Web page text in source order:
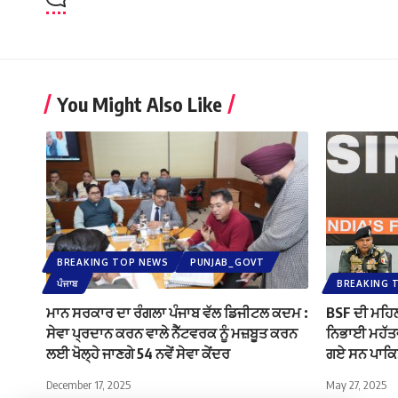
You Might Also Like
BREAKING TOP NEWS
PUNJAB_GOVT
ਪੰਜਾਬ
ਮਾਨ ਸਰਕਾਰ ਦਾ ਰੰਗਲਾ ਪੰਜਾਬ ਵੱਲ ਡਿਜੀਟਲ ਕਦਮ :
ਸੇਵਾ ਪ੍ਰਦਾਨ ਕਰਨ ਵਾਲੇ ਨੈੱਟਵਰਕ ਨੂੰ ਮਜ਼ਬੂਤ ​​ਕਰਨ
ਲਈ ਖੋਲ੍ਹੇ ਜਾਣਗੇ 54 ਨਵੇਂ ਸੇਵਾ ਕੇਂਦਰ
December 17, 2025
BREAKING
BSF ਦੀ
ਨਿਭਾਈ
ਗਏ ਸਨ
May 27, 2025